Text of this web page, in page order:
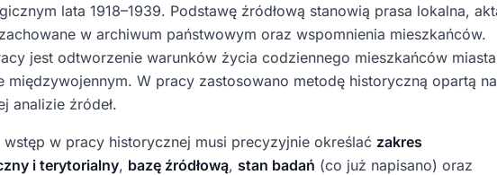
lata 1918–1939. Podstawę źródłową stanowią prasa lokalna,
w archiwum państwowym oraz wspomnienia mieszkańców.
jest odtworzenie warunków życia codziennego mieszkańców miasta
międzywojennym. W pracy zastosowano metodę historyczną opartą na
analizie źródeł.
wstęp w pracy historycznej musi precyzyjnie określać zakres
i terytorialny, bazę źródłową, stan badań (co już napisano) oraz